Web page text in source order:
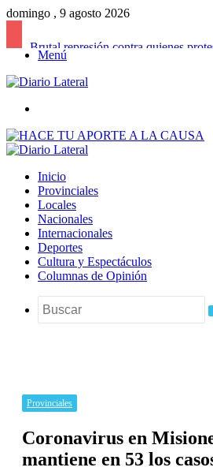
domingo , 9 agosto 2026
Menú
Inicio
Provinciales
Locales
Nacionales
Internacionales
Deportes
Cultura y Espectáculos
Columnas de Opinión
Provinciales
Coronavirus en
mantiene en 53 los